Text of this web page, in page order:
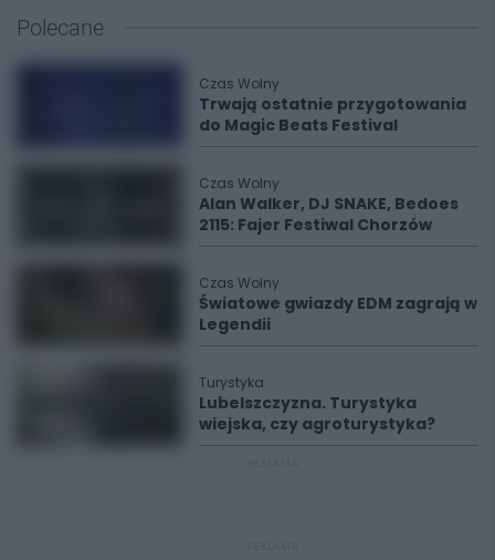
Polecane
Czas Wolny
Trwają ostatnie przygotowania
do Magic Beats Festival
Czas Wolny
Alan Walker, DJ SNAKE, Bedoes
2115: Fajer Festiwal Chorzów
Czas Wolny
Światowe gwiazdy EDM zagrają w
Legendii
Turystyka
Lubelszczyzna. Turystyka
wiejska, czy agroturystyka?